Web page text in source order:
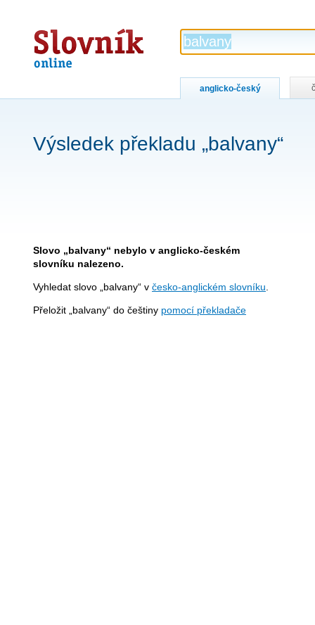
Slovník
online
anglicko-český
Výsledek překladu „balvany“
Slovo „balvany“ nebylo v anglicko-českém
slovníku nalezeno.
Vyhledat slovo „balvany“ v česko-anglickém slovníku
Přeložit „balvany“ do češtiny pomocí překladače